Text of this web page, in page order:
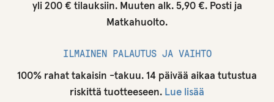
yli 200 € tilauksiin. Muuten alk. 5,90 €. Posti ja
Matkahuolto.
ILMAINEN PALAUTUS JA VAIHTO
100% rahat takaisin -takuu. 14 päivää aikaa tutustua
riskittä tuotteeseen. Lue lisää